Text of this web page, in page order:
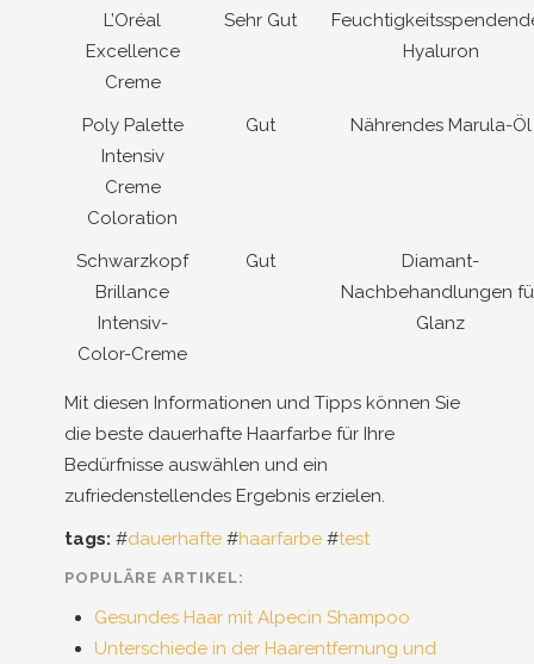
L’Oréal
Excellence
Creme
Sehr Gut
Hyaluron
Poly Palette
Intensiv
Creme
Coloration
Gut Nährendes Marula-Öl
Schwarzkopf
Brillance
Intensiv-
Color-Creme
Gut
Diamant-
Nachbehandlungen
Glanz
Mit diesen Informationen und Tipps können Sie
die beste dauerhafte Haarfarbe für Ihre
Bedürfnisse auswählen und ein
zufriedenstellendes Ergebnis erzielen.
tags: #dauerhafte #haarfarbe #test
POPULÄRE ARTIKEL:
Gesundes Haar mit Alpecin Shampoo
Unterschiede in der Haarentfernung und